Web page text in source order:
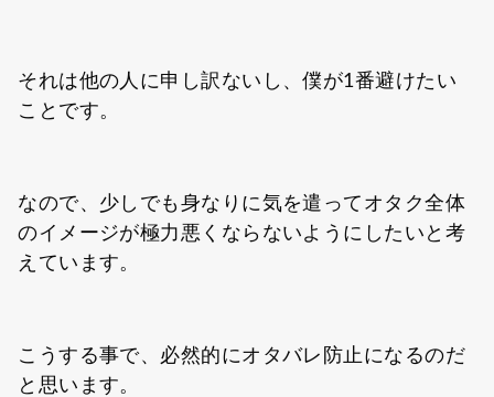
それは他の人に申し訳ないし、僕が1番避けたい
ことです。
なので、少しでも身なりに気を遣ってオタク全体
のイメージが極力悪くならないようにしたいと考
えています。
こうする事で、必然的にオタバレ防止になるのだ
と思います。